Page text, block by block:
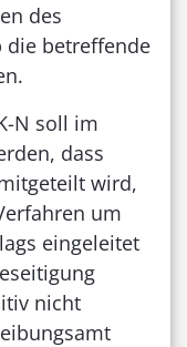
des
die betreffende
N soll im
dass
wird,
um
eingeleitet
nicht